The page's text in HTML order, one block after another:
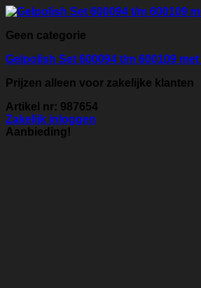
Geen categorie
Gelpolish Set 600094 t/m 600109
Prijzen alleen voor zakelijke klanten
Artikel nr: 987654
Zakelijk inloggen
Aanbieding!